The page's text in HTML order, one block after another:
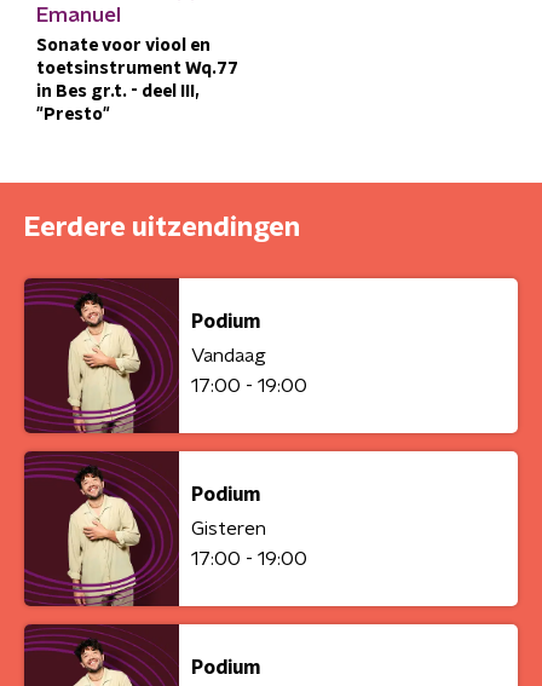
Emanuel
Sonate voor viool en
toetsinstrument Wq.77
in Bes gr.t. - deel III,
"Presto"
Eerdere uitzendingen
Podium
Vandaag
17:00 - 19:00
Podium
Gisteren
17:00 - 19:00
Podium